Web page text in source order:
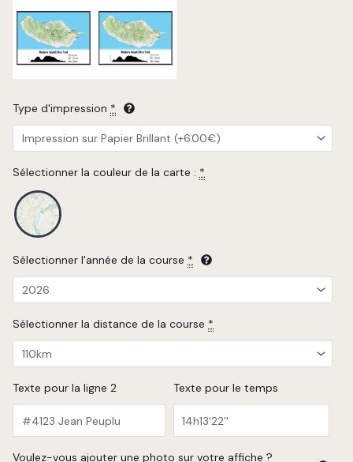
Type d'impression *
Sélectionner la couleur de la carte : *
Sélectionner l'année de la course *
Sélectionner la distance de la course *
Texte pour la ligne 2 Texte pour le temps
Voulez-vous ajouter une photo sur votre affiche ?